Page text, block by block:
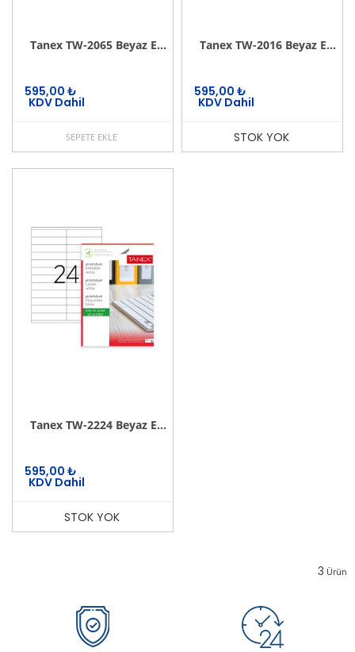
Tanex TW-2065 Beyaz Etiket 38.1 mm x 21.2 mm
595,00 ₺
KDV Dahil
SEPETE EKLE
Tanex TW-2016 Beyaz Etiket 99.1 mm x 34 mm
595,00 ₺
KDV Dahil
STOK YOK
Tanex TW-2224 Beyaz Etiket 105 mm x 23 mm
595,00 ₺
KDV Dahil
STOK YOK
3 Ürün